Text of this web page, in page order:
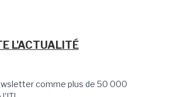
L'ACTUALITÉ
comme plus de 50 000